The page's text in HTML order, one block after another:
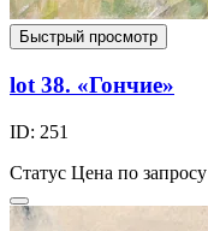
Быстрый просмотр
lot 38. «Гончие»
ID: 251
Статус Цена по запросу